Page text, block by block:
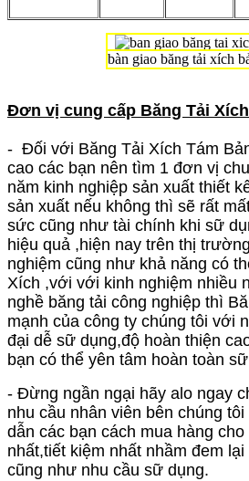
bàn giao băng tải xích
Đơn vị cung cấp Băng Tải
- Đối với Băng Tải Xích Tám
cao các bạn nên tìm 1 đơn vị
năm kinh nghiệp sản xuất thiết
sản xuất nếu không thì sẽ rất
sức cũng như tài chính khi sữ
hiệu quả ,hiện nay trên thị
nghiệm cũng như khả năng có
Xích ,với với kinh nghiệm nhiều
nghề băng tải công nghiệp thì
mạnh của công ty chúng tôi với
đại dễ sữ dụng,độ hoàn thiện
bạn có thể yên tâm hoàn toàn
- Đừng ngần ngại hãy alo ngay
nhu cầu nhân viên bên chúng
dẫn các bạn cách mua hàng
nhất,tiết kiệm nhất nhầm đem
cũng như nhu cầu sữ dụng.